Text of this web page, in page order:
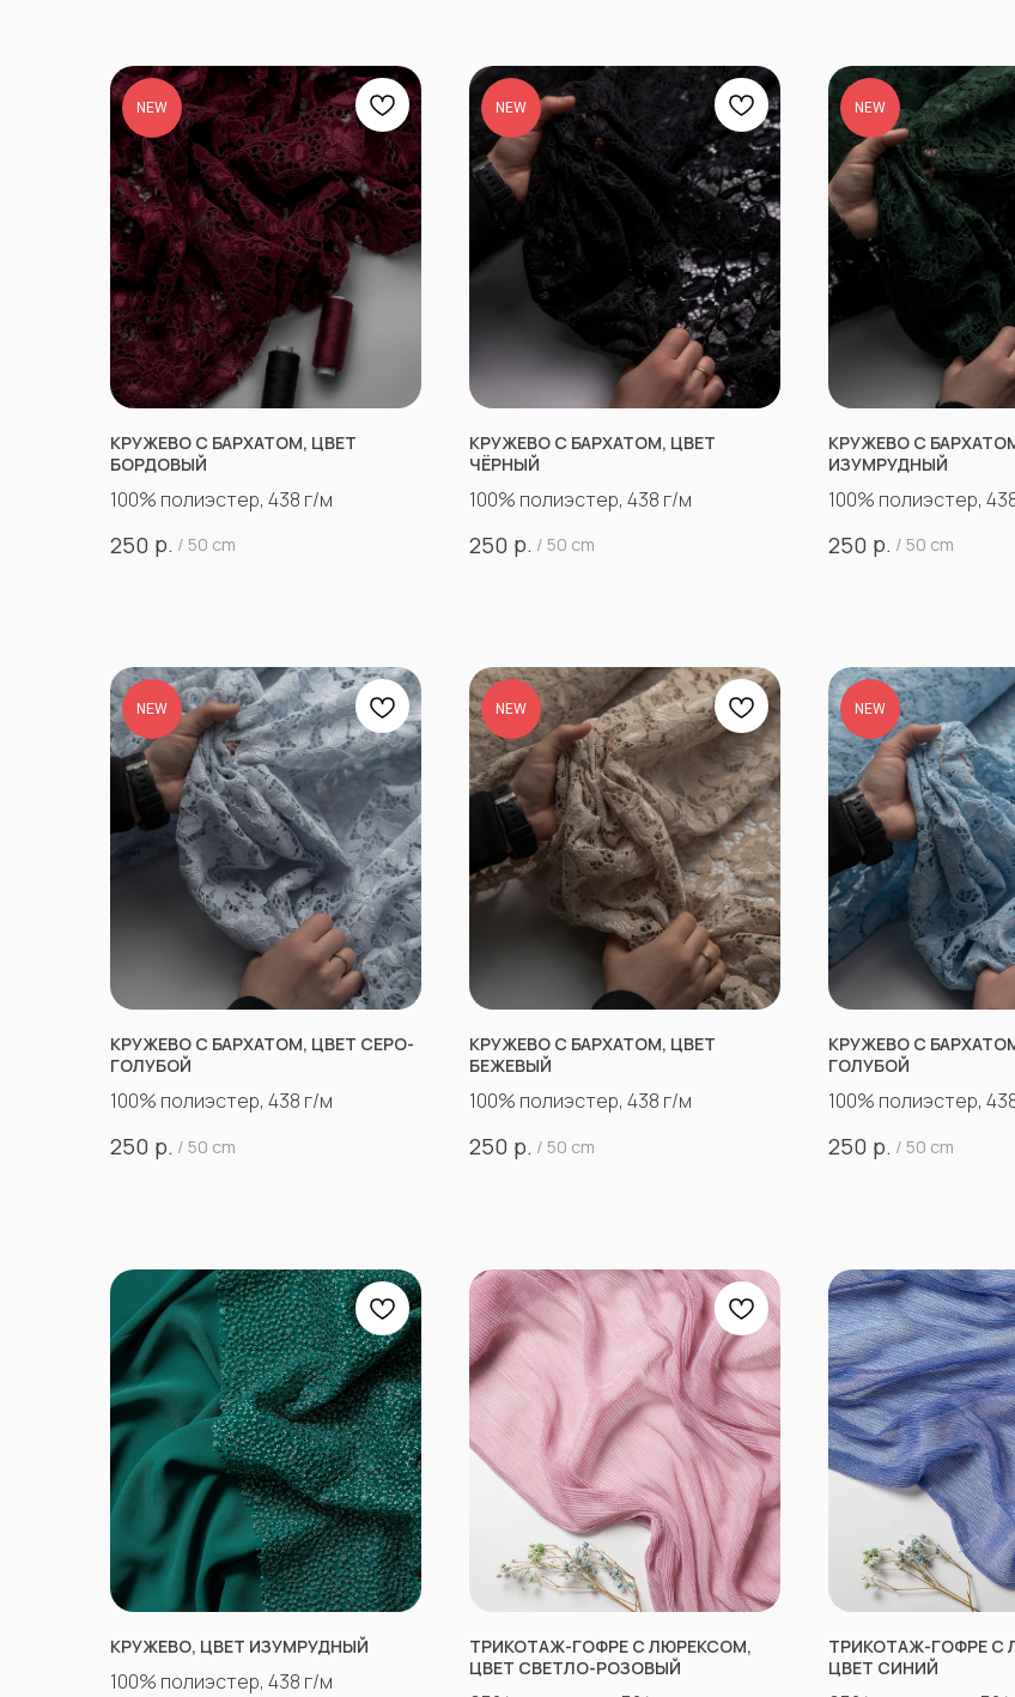
NEW
КРУЖЕВО С БАРХАТОМ, ЦВЕТ
БОРДОВЫЙ
100% полиэстер, 438 г/м
250 р. / 50 cm
NEW
КРУЖЕВО С БАРХАТОМ, ЦВЕТ
ЧЁРНЫЙ
100% полиэстер, 438 г/м
250 р. / 50 cm
NEW
КРУЖЕВО С
ИЗУМРУДНЫЙ
100% полиэстер,
250 р. / 50 cm
NEW
КРУЖЕВО С БАРХАТОМ, ЦВЕТ СЕРО-
ГОЛУБОЙ
100% полиэстер, 438 г/м
250 р. / 50 cm
NEW
КРУЖЕВО С БАРХАТОМ, ЦВЕТ
БЕЖЕВЫЙ
100% полиэстер, 438 г/м
250 р. / 50 cm
NEW
КРУЖЕВО С
ГОЛУБОЙ
100% полиэстер,
250 р. / 50 cm
КРУЖЕВО, ЦВЕТ ИЗУМРУДНЫЙ
100% полиэстер, 438 г/м
ТРИКОТАЖ-ГОФРЕ С ЛЮРЕКСОМ,
ЦВЕТ СВЕТЛО-РОЗОВЫЙ
ТРИКОТАЖ-ГОФРЕ С
ЦВЕТ СИНИЙ